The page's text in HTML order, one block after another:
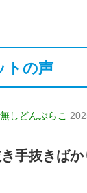
トの声
しどんぶらこ
手抜きば